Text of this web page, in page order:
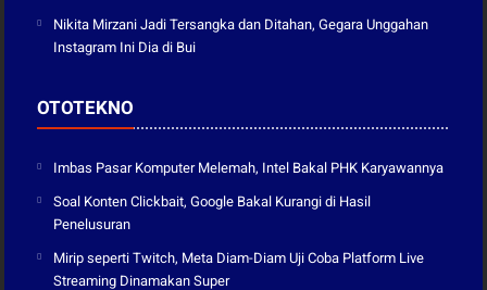
Nikita Mirzani Jadi Tersangka dan Ditahan, Gegara Unggahan
Instagram Ini Dia di Bui
OTOTEKNO
Imbas Pasar Komputer Melemah, Intel Bakal PHK Karyawannya
Soal Konten Clickbait, Google Bakal Kurangi di Hasil
Penelusuran
Mirip seperti Twitch, Meta Diam-Diam Uji Coba Platform Live
Streaming Dinamakan Super